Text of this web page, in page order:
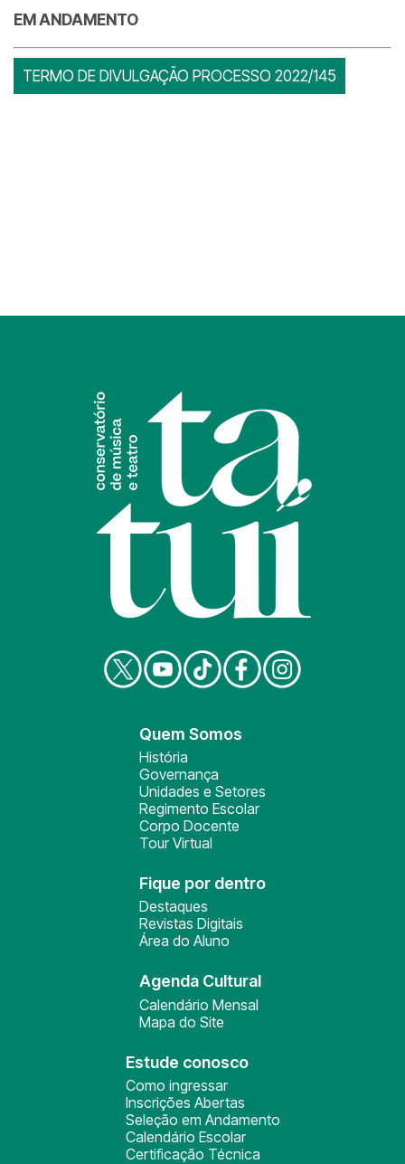
EM ANDAMENTO
TERMO DE DIVULGAÇÃO PROCESSO 2022/145
Quem Somos
História
Governança
Unidades e Setores
Regimento Escolar
Corpo Docente
Tour Virtual
Fique por dentro
Destaques
Revistas Digitais
Área do Aluno
Agenda Cultural
Calendário Mensal
Mapa do Site
Estude conosco
Como ingressar
Inscrições Abertas
Seleção em Andamento
Calendário Escolar
Certificação Técnica